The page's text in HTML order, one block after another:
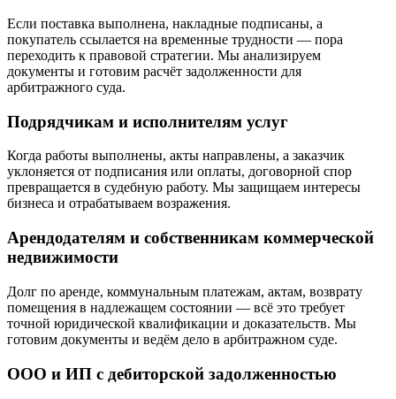
Если поставка выполнена, накладные подписаны, а
покупатель ссылается на временные трудности — пора
переходить к правовой стратегии. Мы анализируем
документы и готовим расчёт задолженности для
арбитражного суда.
Подрядчикам и исполнителям услуг
Когда работы выполнены, акты направлены, а заказчик
уклоняется от подписания или оплаты, договорной спор
превращается в судебную работу. Мы защищаем интересы
бизнеса и отрабатываем возражения.
Арендодателям и собственникам коммерческой
недвижимости
Долг по аренде, коммунальным платежам, актам, возврату
помещения в надлежащем состоянии — всё это требует
точной юридической квалификации и доказательств. Мы
готовим документы и ведём дело в арбитражном суде.
ООО и ИП с дебиторской задолженностью